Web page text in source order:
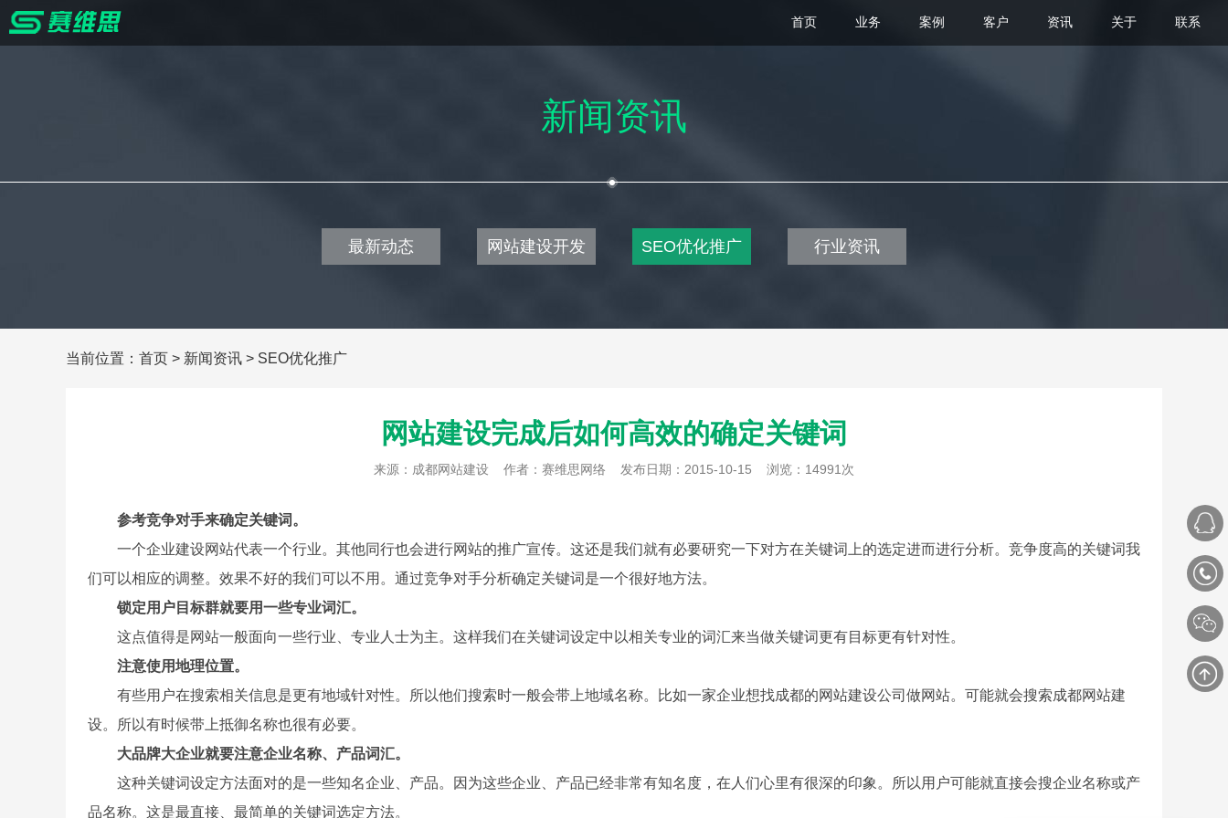
首页 业务 案例 客户 资讯 关于 联系
新闻资讯
最新动态 网站建设开发 SEO优化推广 行业资讯
当前位置： 首页 > 新闻资讯 > SEO优化推广
网站建设完成后如何高效的确定关键词
来源： 成都网站建设 作者：赛维思网络 发布日期：2015-10-15 浏览：14991次
参考竞争对手来确定关键词。
一个企业建设网站代表一个行业。其他同行也会进行网站的推广宣传。这还是我们就有必要研究一下对方在关键词上的选定进而进行分析。竞争度高的关键词我
们可以相应的调整。效果不好的我们可以不用。通过竞争对手分析确定关键词是一个很好地方法。
锁定用户目标群就要用一些专业词汇。
这点值得是网站一般面向一些行业、专业人士为主。这样我们在关键词设定中以相关专业的词汇来当做关键词更有目标更有针对性。
注意使用地理位置。
有些用户在搜索相关信息是更有地域针对性。所以他们搜索时一般会带上地域名称。比如一家企业想找成都的网站建设公司做网站。可能就会搜索成都网站建
设。所以有时候带上抵御名称也很有必要。
大品牌大企业就要注意企业名称、产品词汇。
这种关键词设定方法面对的是一些知名企业、产品。因为这些企业、产品已经非常有知名度，在人们心里有很深的印象。所以用户可能就直接会搜企业名称或产
品名称。这是最直接、最简单的关键词选定方法。